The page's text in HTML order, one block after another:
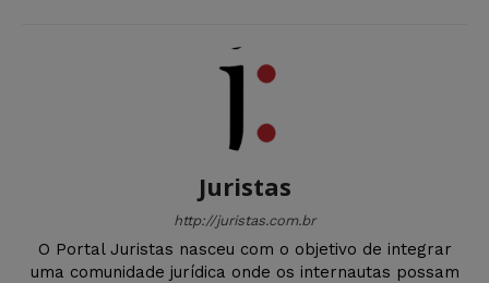
Juristas
http://juristas.com.br
O Portal Juristas nasceu com o objetivo de integrar
uma comunidade jurídica onde os internautas possam